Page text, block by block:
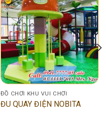
ĐỒ CHƠI KHU VUI CHƠI
ĐU QUAY ĐIỆN NOBITA